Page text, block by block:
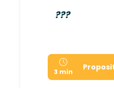
???
3 min